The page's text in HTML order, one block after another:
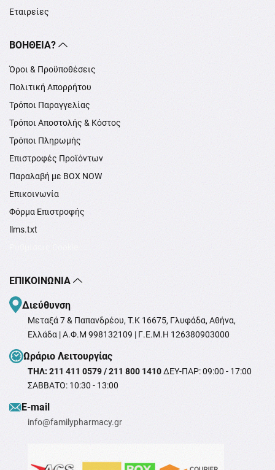
Εταιρείες
ΒΟΉΘΕΙΑ?
Όροι & Προϋποθέσεις
Πολιτική Απορρήτου
Τρόποι Παραγγελίας
Τρόποι Αποστολής & Κόστος
Τρόποι Πληρωμής
Επιστροφές Προϊόντων
Παραλαβή με BOX NOW
Επικοινωνία
Φόρμα Επιστροφής
llms.txt
ΕΠΙΚΟΙΝΩΝΊΑ
Διεύθυνση
Μεταξά 7 & Παπανδρέου, T.K 16675, Γλυφάδα, Αθήνα,
Ελλάδα | Α.Φ.Μ 998132109 | Γ.Ε.Μ.Η 126380903000
Ωράριο Λειτουργίας
ΤΗΛ: 211 411 0579 / 211 800 1410ΔΕΥ-ΠΑΡ: 09:00 - 17:00
ΣΑΒΒΑΤΟ: 10:30 - 13:00
Ε-mail
info@familypharmacy.gr